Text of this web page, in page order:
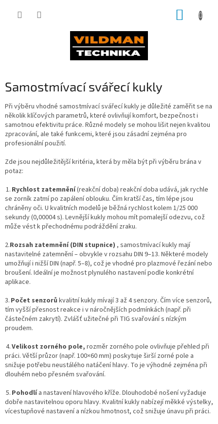
Samostmívací svářecí kukly
Při výběru vhodné samostmívací svářecí kukly je důležité zaměřit se na
několik klíčových parametrů, které ovlivňují komfort, bezpečnost i
samotnou efektivitu práce. Různé modely se mohou lišit nejen kvalitou
zpracování, ale také funkcemi, které jsou zásadní zejména pro
profesionální použití.
Zde jsou nejdůležitější kritéria, která by měla být při výběru brána v
potaz:
1. Rychlost zatemnění(reakční doba) reakční doba udává, jak rychle
se zorník zatmí po zapálení oblouku. Čím kratší čas, tím lépe jsou
chráněny oči. U kvalitních modelů je běžná rychlost kolem 1/25 000
sekundy (0,00004 s). Levnější kukly mohou mít pomalejší odezvu, což
může vést k přechodnému podráždění zraku.
2.Rozsah zatemnění (DIN stupnice) , samostmívací kukly mají
nastavitelné zatemnění – obvykle v rozsahu DIN 9–13. Některé modely
umožňují i nižší DIN (např. 5–8), což je vhodné pro plazmové řezání nebo
broušení. Ideální je možnost plynulého nastavení podle konkrétní
aplikace.
3. Počet senzorů kvalitní kukly mívají 3 až 4 senzory. Čím více senzorů,
tím vyšší přesnost reakce i v náročnějších podmínkách (např. při
částečném zakrytí). Zvlášť užitečné při TIG svařování s nízkým
proudem.
4.Velikost zorného pole, rozměr zorného pole ovlivňuje přehled při
práci. Větší průzor (např. 100×60 mm) poskytuje širší zorné pole a
snižuje potřebu neustálého natáčení hlavy. To je výhodné zejména při
dlouhém nebo přesném svařování.
5. Pohodlía nastavení hlavového kříže. Dlouhodobé nošení vyžaduje
dobře nastavitelnou oporu hlavy. Kvalitní kukly nabízejí měkké výstelky,
vícestupňové nastavení a nízkou hmotnost, což snižuje únavu při práci.